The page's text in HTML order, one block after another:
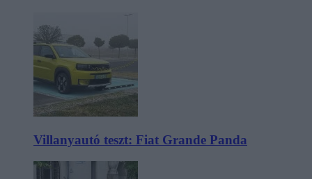
Villanyautó teszt: Fiat Grande Panda